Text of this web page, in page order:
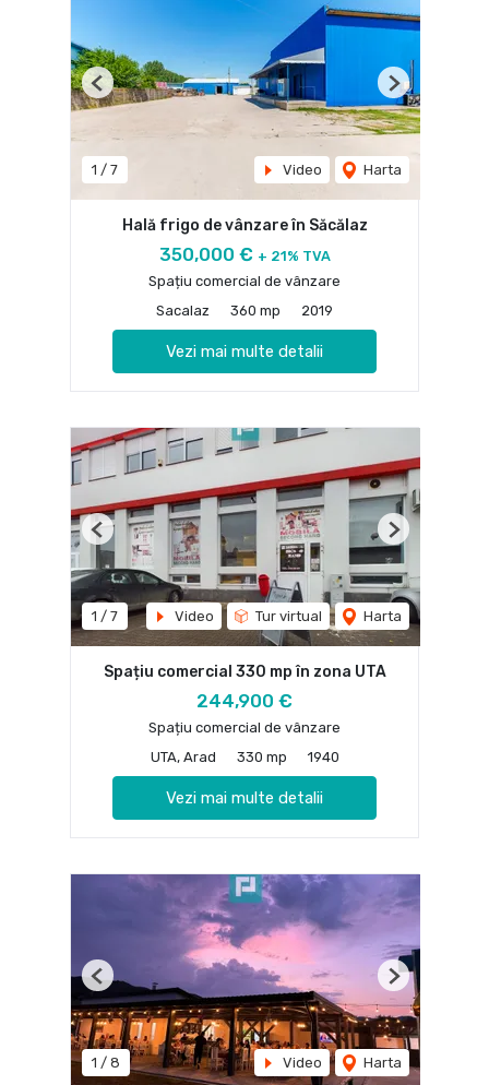
1 / 7 Video Harta
Previous Next
Hală frigo de vânzare în Săcălaz
350,000 € + 21% TVA
Spațiu comercial de vânzare
Sacalaz
360 mp 2019
Vezi mai multe detalii
1 / 7 Video Tur virtual Harta
Previous Next
Spațiu comercial 330 mp în zona UTA
244,900 €
Spațiu comercial de vânzare
UTA, Arad
330 mp 1940
Vezi mai multe detalii
1 / 8 Video Harta
Previous Next